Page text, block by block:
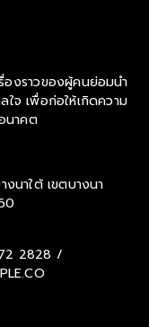
องราวของผู้คนย่อมนำ
ใจ เพื่อก่อให้เกิดความ
นาคต
นาใต้ เขตบางนา
2828 /